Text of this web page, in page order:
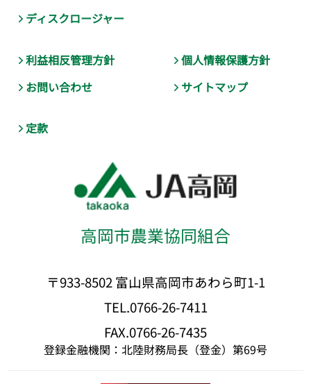
ディスクロージャー
利益相反管理方針
お問い合わせ
個人情報保護方針
サイトマップ
定款
高岡市農業協同組合
〒933-8502 富山県高岡市あわら町1-1
TEL.0766-26-7411
FAX.0766-26-7435
登録金融機関：北陸財務局長（登金）第69号